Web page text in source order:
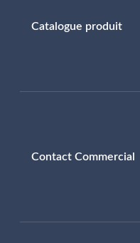
Catalogue produit
Contact Commercial